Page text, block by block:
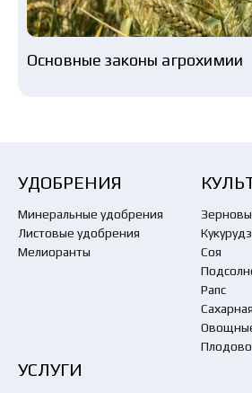
Основные законы агрохимии
УДОБРЕНИЯ
Минеральные удобрения
Листовые удобрения
Мелиоранты
Соя
Рапс
УСЛУГИ